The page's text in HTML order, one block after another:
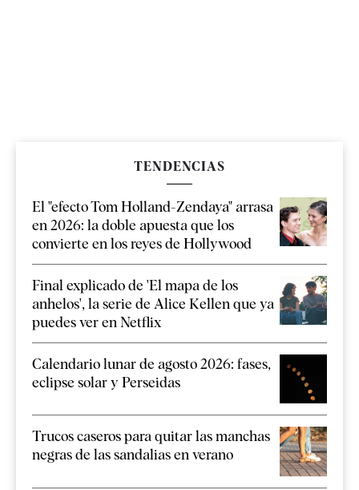
TENDENCIAS
El "efecto Tom Holland-Zendaya" arrasa
en 2026: la doble apuesta que los
convierte en los reyes de Hollywood
Final explicado de 'El mapa de los
anhelos', la serie de Alice Kellen que ya
puedes ver en Netflix
Calendario lunar de agosto 2026: fases,
eclipse solar y Perseidas
Trucos caseros para quitar las manchas
negras de las sandalias en verano